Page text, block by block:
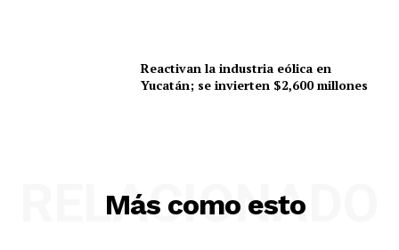
Reactivan la industria eólica en
Yucatán; se invierten $2,600 millones
Más como esto
RELACIONADO